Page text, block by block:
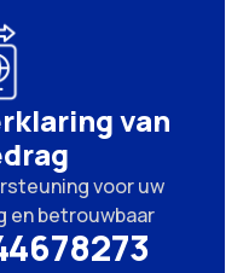
van
voor uw
en betrouwbaar